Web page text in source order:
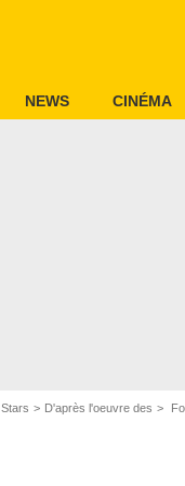
NEWS CINÉMA
Stars D'après l'oeuvre des